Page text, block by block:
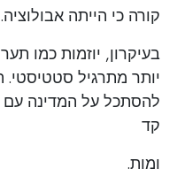
קורה כי הייתה אבולוציה.
בעיקרון, יוזמות כמו
יותר מתרגיל
להסתכל על המדינה עם
קד
ומות.